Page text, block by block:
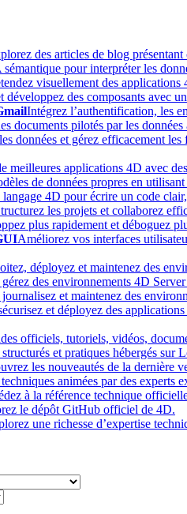
des articles de blog
pour interpréter les
visuellement des applications
développez des composants avec
Intégrez l’authentification, les
documents pilotés par les
données et gérez efficacement
meilleures applications 4D avec
de données propres en
4D pour écrire un code
les projets et collaborez
plus rapidement et déboguez
Améliorez vos interfaces
déployez et maintenez des
des environnements 4D
et maintenez des
et déployez des
officiels, tutoriels, vidéos,
et pratiques hébergés sur
les nouveautés de la dernière
techniques animées par des experts
à la référence technique
le dépôt GitHub officiel de 4D.
une richesse d’expertise